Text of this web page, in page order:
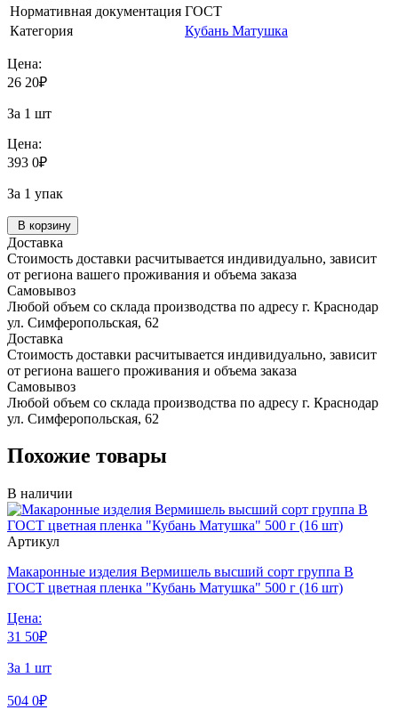
Нормативная документация ГОСТ
Категория
Кубань Матушка
Цена:
26 20₽
За 1 шт
Цена:
393 0₽
За 1 упак
В корзину
Доставка
Стоимость доставки расчитывается индивидуально, зависит
от региона вашего проживания и объема заказа
Самовывоз
Любой объем со склада производства по адресу г. Краснодар
ул. Симферопольская, 62
Доставка
Стоимость доставки расчитывается индивидуально, зависит
от региона вашего проживания и объема заказа
Самовывоз
Любой объем со склада производства по адресу г. Краснодар
ул. Симферопольская, 62
Похожие товары
В наличии
Артикул
Макаронные изделия Вермишель высший сорт группа В
ГОСТ цветная пленка "Кубань Матушка" 500 г (16 шт)
Цена:
31 50₽
За 1 шт
504 0₽